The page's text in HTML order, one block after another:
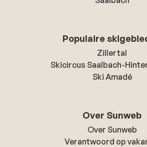
Populaire
Zillertal
Skicircus Saalbach-
Ski Amadé
Over Sunweb
Over Sunweb
Verantwoord op